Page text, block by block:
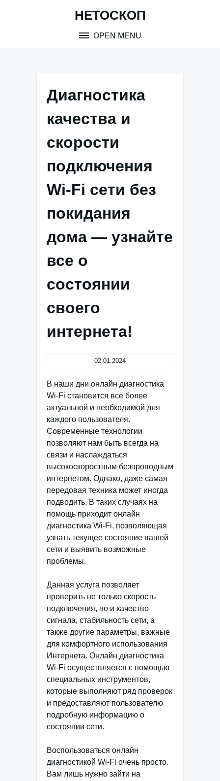
НЕТОСКОП
OPEN MENU
Диагностика
качества и
скорости
подключения
Wi-Fi сети без
покидания
дома — узнайте
все о
состоянии
своего
интернета!
02.01.2024
В наши дни онлайн диагностика
Wi-Fi становится все более
актуальной и необходимой для
каждого пользователя.
Современные технологии
позволяют нам быть всегда на
связи и наслаждаться
высокоскоростным безпроводным
интернетом. Однако, даже самая
передовая техника может иногда
подводить. В таких случаях на
помощь приходит онлайн
диагностика Wi-Fi, позволяющая
узнать текущее состояние вашей
сети и выявить возможные
проблемы.
Данная услуга позволяет
проверить не только скорость
подключения, но и качество
сигнала, стабильность сети, а
также другие параметры, важные
для комфортного использования
Интернета. Онлайн диагностика
Wi-Fi осуществляется с помощью
специальных инструментов,
которые выполняют ряд проверок
и предоставляют пользователю
подробную информацию о
состоянии сети.
Воспользоваться онлайн
диагностикой Wi-Fi очень просто.
Вам лишь нужно зайти на